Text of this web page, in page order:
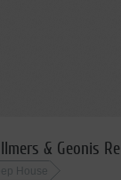
House